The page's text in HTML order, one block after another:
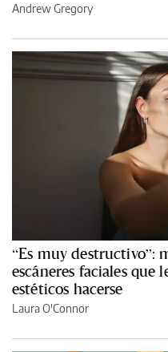
Andrew Gregory
“Es muy destructivo”:
escáneres faciales que
estéticos hacerse
Laura O'Connor